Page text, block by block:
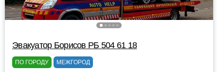
Эвакуатор Борисов РБ 504 61 18
ПО ГОРОДУ МЕЖГОРОД